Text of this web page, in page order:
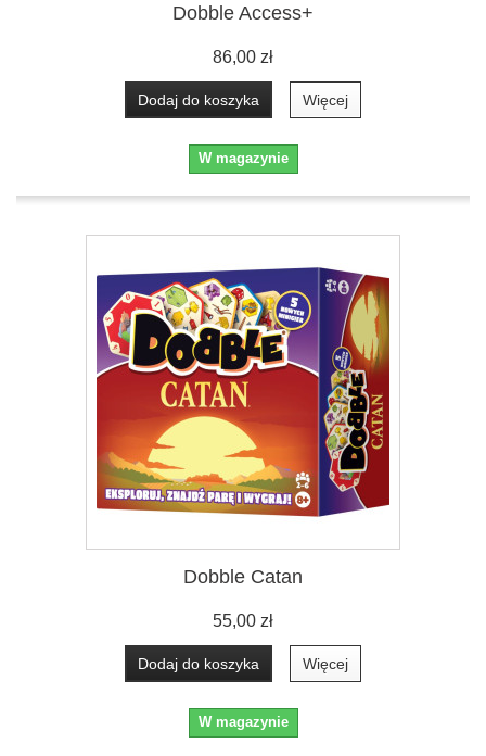
Dobble Access+
86,00 zł
Dodaj do koszyka Więcej
W magazynie
Dobble Catan
55,00 zł
Dodaj do koszyka Więcej
W magazynie